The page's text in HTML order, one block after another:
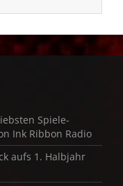
Spiele-
Ink Ribbon Radio
aufs 1. Halbjahr